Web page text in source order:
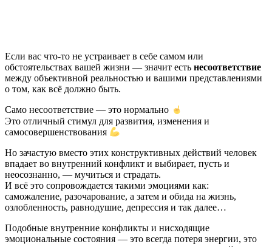
Если вас что-то не устраивает в себе самом или
обстоятельствах вашей жизни — значит есть несоответствие
между объективной реальностью и вашими представлениями
о том, как всё должно быть.
Само несоответствие — это нормально
Это отличный стимул для развития, изменения и
самосовершенствования
Но зачастую вместо этих конструктивных действий человек
впадает во внутренний конфликт и выбирает, пусть и
неосознанно, — мучиться и страдать.
И всё это сопровождается такими эмоциями как:
саможаление, разочарование, а затем и обида на жизнь,
озлобленность, равнодушие, депрессия и так далее…
Подобные внутренние конфликты и нисходящие
эмоциональные состояния — это всегда потеря энергии, это